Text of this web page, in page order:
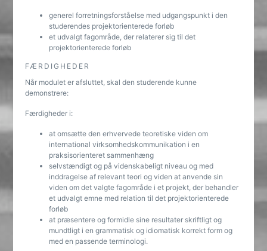
generel forretningsforståelse med udgangspunkt i den
studerendes projektorienterede forløb
et udvalgt fagområde, der relaterer sig til det
projektorienterede forløb
FÆRDIGHEDER
Når modulet er afsluttet, skal den studerende kunne
demonstrere:
Færdigheder i:
at omsætte den erhvervede teoretiske viden om
international virksomhedskommunikation i en
praksisorienteret sammenhæng
selvstændigt og på videnskabeligt niveau og med
inddragelse af relevant teori og viden at anvende sin
viden om det valgte fagområde i et projekt, der behandler
et udvalgt emne med relation til det projektorienterede
forløb
at præsentere og formidle sine resultater skriftligt og
mundtligt i en grammatisk og idiomatisk korrekt form og
med en passende terminologi.